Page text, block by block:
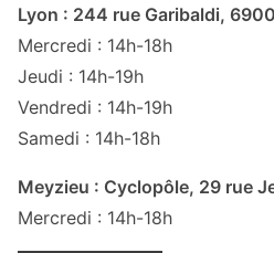
Lyon : 244 rue Garibaldi,
Mercredi : 14h-18h
Jeudi : 14h-19h
Vendredi : 14h-19h
Samedi : 14h-18h
Meyzieu : Cyclopôle, 29 rue
Mercredi : 14h-18h